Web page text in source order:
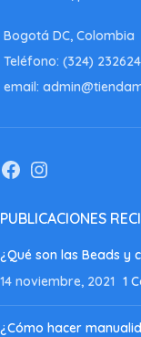
Bogotá DC, Colombia
Teléfono: (324)
email:
PUBLICACIONES
¿Qué son las Beads y
14 noviembre, 2021 1
¿Cómo hacer